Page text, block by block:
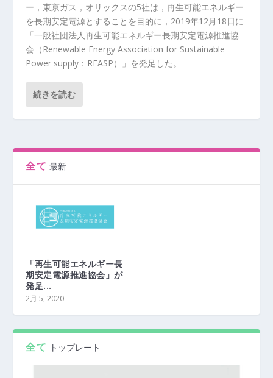
ー，東京ガス，オリックスの5社は，再生可能エネルギー
を長期安定電源とすることを目的に，2019年12月18日に
「一般社団法人再生可能エネルギー長期安定電源推進協
会（Renewable Energy Association for Sustainable
Power supply：REASP）」を発足した。
続きを読む
全て 最新
「再生可能エネルギー長
期安定電源推進協会」が
発足...
2月 5, 2020
全て トップレート